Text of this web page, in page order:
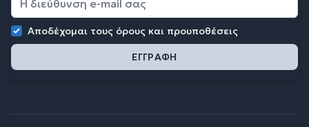
Αποδέχομαι τους όρους και προυποθέσεις